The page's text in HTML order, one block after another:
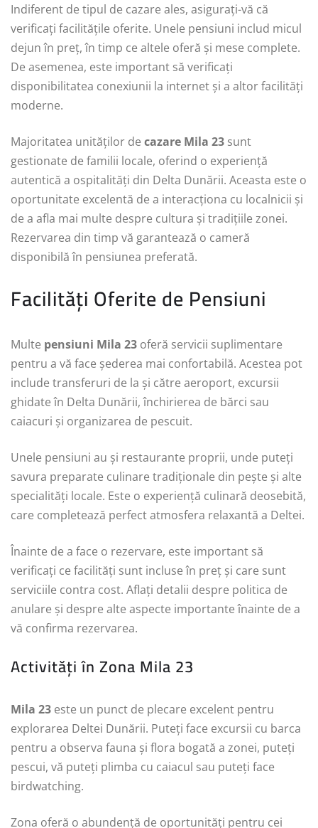
Indiferent de tipul de cazare ales, asigurați-vă că
verificați facilitățile oferite. Unele pensiuni includ micul
dejun în preț, în timp ce altele oferă și mese complete.
De asemenea, este important să verificați
disponibilitatea conexiunii la internet și a altor facilități
moderne.
Majoritatea unităților de cazare Mila 23 sunt
gestionate de familii locale, oferind o experiență
autentică a ospitalități din Delta Dunării. Aceasta este o
oportunitate excelentă de a interacționa cu localnicii și
de a afla mai multe despre cultura și tradițiile zonei.
Rezervarea din timp vă garantează o cameră
disponibilă în pensiunea preferată.
Facilități Oferite de Pensiuni
Multe pensiuni Mila 23 oferă servicii suplimentare
pentru a vă face șederea mai confortabilă. Acestea pot
include transferuri de la și către aeroport, excursii
ghidate în Delta Dunării, închirierea de bărci sau
caiacuri și organizarea de pescuit.
Unele pensiuni au și restaurante proprii, unde puteți
savura preparate culinare tradiționale din pește și alte
specialități locale. Este o experiență culinară deosebită,
care completează perfect atmosfera relaxantă a Deltei.
Înainte de a face o rezervare, este important să
verificați ce facilități sunt incluse în preț și care sunt
serviciile contra cost. Aflați detalii despre politica de
anulare și despre alte aspecte importante înainte de a
vă confirma rezervarea.
Activități în Zona Mila 23
Mila 23 este un punct de plecare excelent pentru
explorarea Deltei Dunării. Puteți face excursii cu barca
pentru a observa fauna și flora bogată a zonei, puteți
pescui, vă puteți plimba cu caiacul sau puteți face
birdwatching.
Zona oferă o abundență de oportunități pentru cei